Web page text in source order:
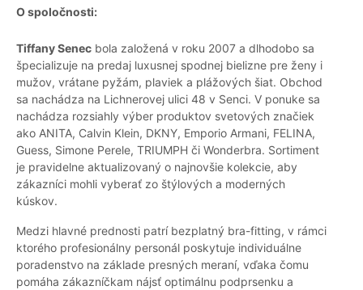
O spoločnosti:
Tiffany Senec bola založená v roku 2007 a dlhodobo sa
špecializuje na predaj luxusnej spodnej bielizne pre ženy i
mužov, vrátane pyžám, plaviek a plážových šiat. Obchod
sa nachádza na Lichnerovej ulici 48 v Senci. V ponuke sa
nachádza rozsiahly výber produktov svetových značiek
ako ANITA, Calvin Klein, DKNY, Emporio Armani, FELINA,
Guess, Simone Perele, TRIUMPH či Wonderbra. Sortiment
je pravidelne aktualizovaný o najnovšie kolekcie, aby
zákazníci mohli vyberať zo štýlových a moderných
kúskov.
Medzi hlavné prednosti patrí bezplatný bra-fitting, v rámci
ktorého profesionálny personál poskytuje individuálne
poradenstvo na základe presných meraní, vďaka čomu
pomáha zákazníčkam nájsť optimálnu podprsenku a